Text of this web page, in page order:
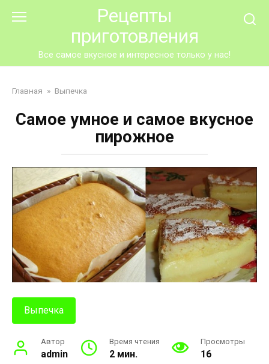
Рецепты
приготовления
Все самое вкусное и интересное только у нас!
Главная » Выпечка
Самое умное и самое вкусное
пирожное
Выпечка
Автор
admin
Время чтения
2 мин.
Просмотры
16